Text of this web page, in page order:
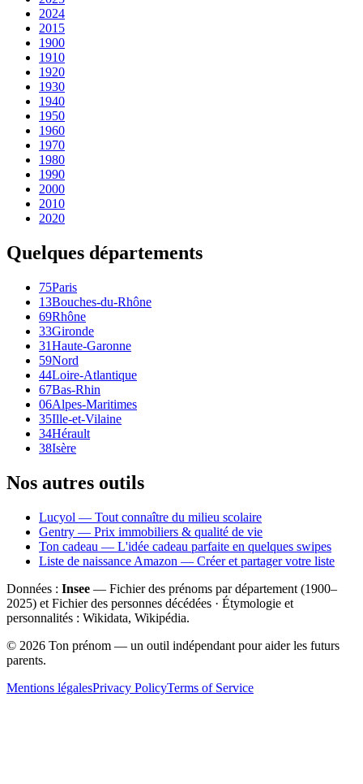
2024
2015
1900
1910
1920
1930
1940
1950
1960
1970
1980
1990
2000
2010
2020
Quelques départements
75Paris
13Bouches-du-Rhône
69Rhône
33Gironde
31Haute-Garonne
59Nord
44Loire-Atlantique
67Bas-Rhin
06Alpes-Maritimes
35Ille-et-Vilaine
34Hérault
38Isère
Nos autres outils
Lucyol — Tout connaître du milieu scolaire
Gentry — Prix immobiliers & qualité de vie
Ton cadeau — L'idée cadeau parfaite en quelques swipes
Liste de naissance Amazon — Créer et partager votre liste
Données : Insee — Fichier des prénoms par département (1900–
2025) et Fichier des personnes décédées · Étymologie et
personnalités : Wikidata, Wikipédia.
© 2026 Ton prénom — un outil indépendant pour aider les futurs
parents.
Mentions légalesPrivacy PolicyTerms of Service